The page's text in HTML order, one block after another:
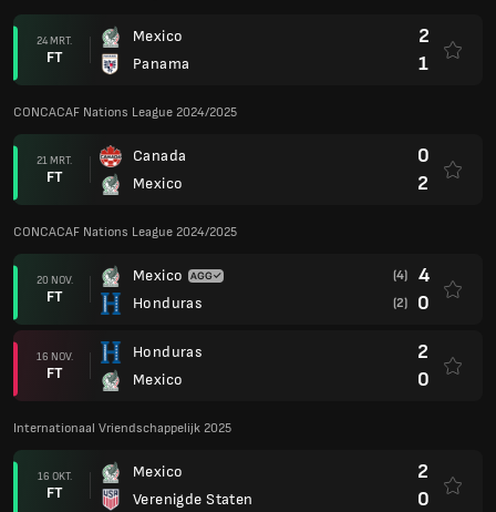
24 MRT.
FT
Mexico
Panama
2
1
CONCACAF Nations League 2024/2025
21 MRT.
FT
Canada
Mexico
0
2
CONCACAF Nations League 2024/2025
20 NOV.
FT
Mexico
Honduras
(4) 4
(2) 0
16 NOV.
FT
Honduras
Mexico
2
0
Internationaal Vriendschappelijk 2025
16 OKT.
FT
Mexico
Verenigde Staten
2
0